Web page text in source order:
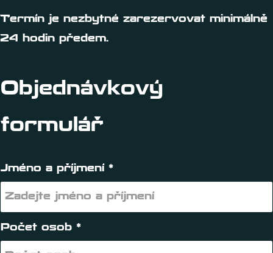
Termín je nezbytné zarezervovat minimálně
24 hodin předem.
Objednávkový
formulář
Jméno a příjmení *
Počet osob *